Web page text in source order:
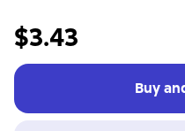
$3.43
Buy